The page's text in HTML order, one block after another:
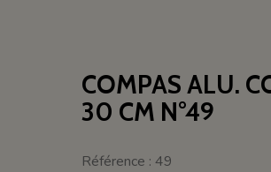
COMPAS ALU.
30 CM N°49
Référence : 49